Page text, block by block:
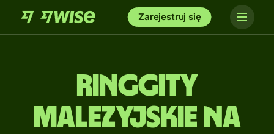
Zarejestruj się
Ringgity
malezyjskie na